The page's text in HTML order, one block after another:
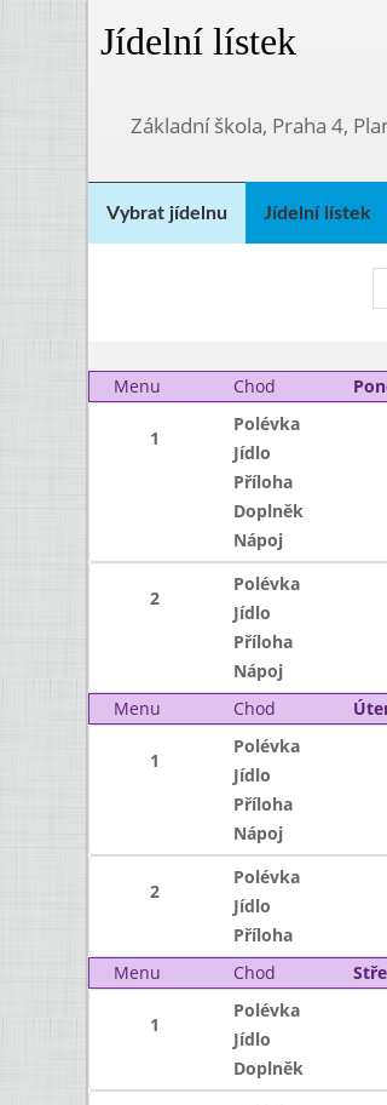
Jídelní lístek
Základní škola, Praha 4,
Vybrat jídelnu Jídelní lístek
Menu
Chod
1
Polévka
Jídlo
Příloha
Doplněk
Nápoj
2
Polévka
Jídlo
Příloha
Nápoj
Menu
Chod
1
Polévka
Jídlo
Příloha
Nápoj
2
Polévka
Jídlo
Příloha
Menu
Chod
1
Polévka
Jídlo
Doplněk